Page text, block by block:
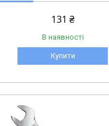
131 ₴
В наявності
Купити